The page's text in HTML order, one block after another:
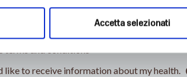
Accetta selezionati
English
like to receive information about my health.